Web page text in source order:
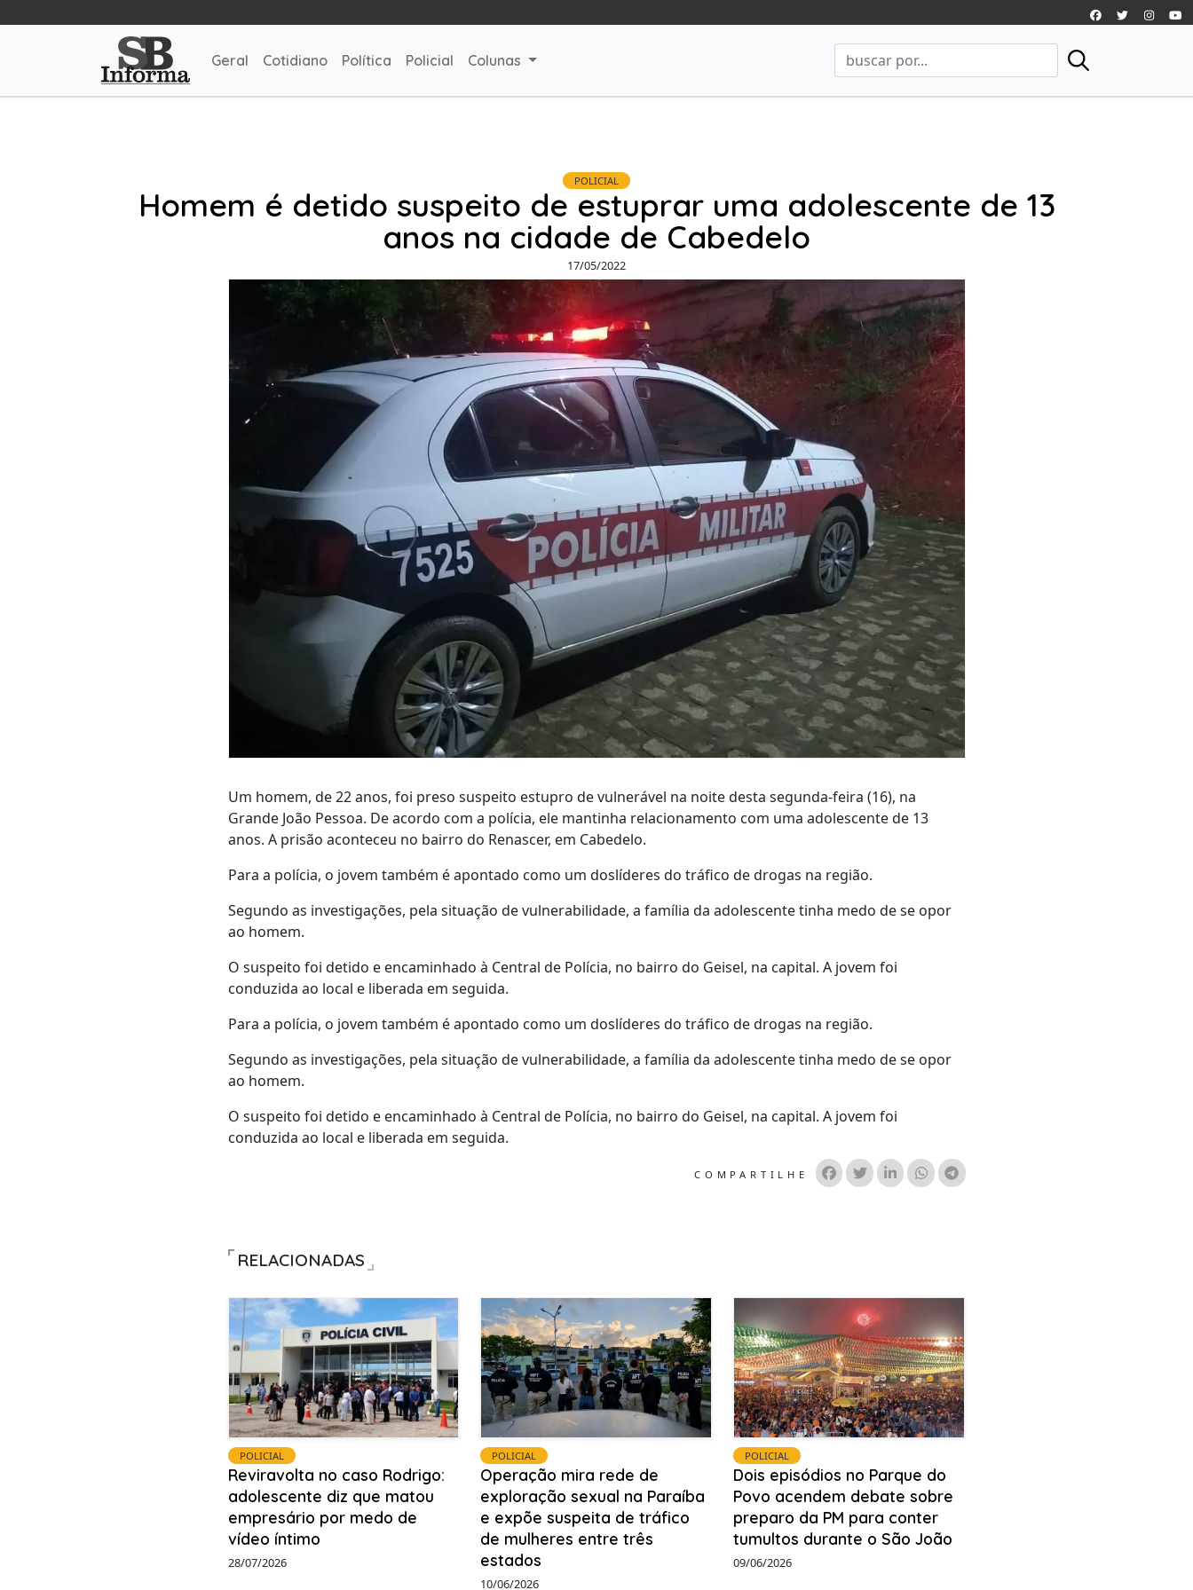
Geral Cotidiano Política Policial Colunas
POLICIAL
Homem é detido suspeito de estuprar uma adolescente de 13
anos na cidade de Cabedelo
17/05/2022
Um homem, de 22 anos, foi preso suspeito estupro de vulnerável na noite desta segunda-feira (16), na
Grande João Pessoa. De acordo com a polícia, ele mantinha relacionamento com uma adolescente de 13
anos. A prisão aconteceu no bairro do Renascer, em Cabedelo.
Para a polícia, o jovem também é apontado como um doslíderes do tráfico de drogas na região.
Segundo as investigações, pela situação de vulnerabilidade, a família da adolescente tinha medo de se opor
ao homem.
O suspeito foi detido e encaminhado à Central de Polícia, no bairro do Geisel, na capital. A jovem foi
conduzida ao local e liberada em seguida.
Para a polícia, o jovem também é apontado como um doslíderes do tráfico de drogas na região.
Segundo as investigações, pela situação de vulnerabilidade, a família da adolescente tinha medo de se opor
ao homem.
O suspeito foi detido e encaminhado à Central de Polícia, no bairro do Geisel, na capital. A jovem foi
conduzida ao local e liberada em seguida.
COMPARTILHE
RELACIONADAS
POLICIAL
Reviravolta no caso Rodrigo:
adolescente diz que matou
empresário por medo de
vídeo íntimo
28/07/2026
POLICIAL
Operação mira rede de
exploração sexual na Paraíba
e expõe suspeita de tráfico
de mulheres entre três
estados
10/06/2026
POLICIAL
Dois episódios no Parque do
Povo acendem debate sobre
preparo da PM para conter
tumultos durante o São João
09/06/2026